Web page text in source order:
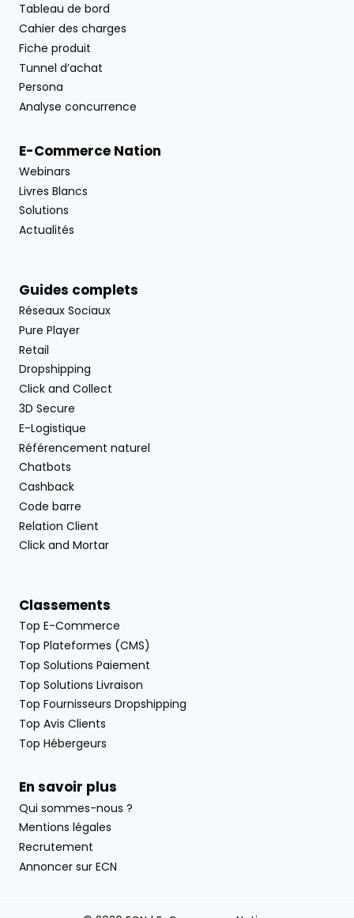
Tableau de bord
Cahier des charges
Fiche produit
Tunnel d’achat
Persona
Analyse concurrence
E-Commerce Nation
Webinars
Livres Blancs
Solutions
Actualités
Guides complets
Réseaux Sociaux
Pure Player
Retail
Dropshipping
Click and Collect
3D Secure
E-Logistique
Référencement naturel
Chatbots
Cashback
Code barre
Relation Client
Click and Mortar
Classements
Top E-Commerce
Top Plateformes (CMS)
Top Solutions Paiement
Top Solutions Livraison
Top Fournisseurs Dropshipping
Top Avis Clients
Top Hébergeurs
En savoir plus
Qui sommes-nous ?
Mentions légales
Recrutement
Annoncer sur ECN